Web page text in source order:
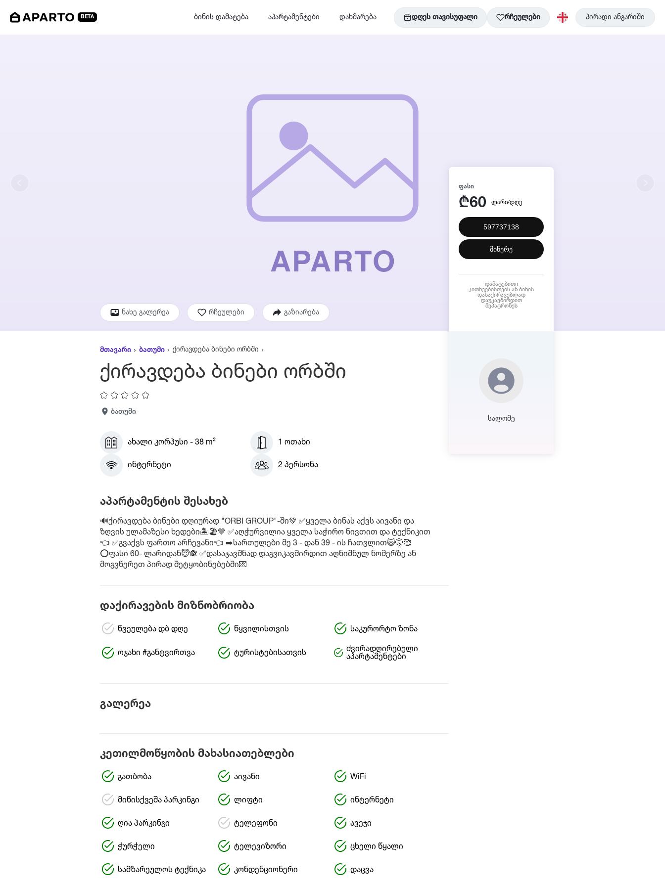
BETA ბინის დამატება აპარტამენტები დახმარება დღეს თავისუფალი რჩეულები პირადი ანგარიში
ნახე გალერეა რჩეულები გაზიარება
მთავარი ბათუმი ქირავდება ბინები ორბში
ქირავდება ბინები ორბში
ბათუმი
ახალი კორპუსი - 38 m² 1 ოთახი
ინტერნეტი 2 პერსონა
აპარტამენტის შესახებ
🔊ქირავდება ბინები დღიურად "ORBI GROUP"-ში💚 ✅ყველა ბინას აქვს აივანი და
ზღვის ულამაზესი ხედები🏝🏖💙 ✅აღჭურვილია ყველა საჭირო ნივთით და ტექნიკით
👈 ✅გვაქვს ფართო არჩევანი👈 ➡️სართულები მე 3 - დან 39 - ის ჩათვლით🙀🤫🥰
⭕ფასი 60- ლარიდან😇🙈 ✅დასაჯავშნად დაგვიკავშირდით აღნიშნულ ნომერზე ან
მოგვწერეთ პირად შეტყობინებებში💌
დაქირავების მიზნობრიობა
წვეულება დბ დღე წყვილისთვის საკურორტო ზონა
ოჯახი #განტვირთვა ტურისტებისათვის
ძვირადღირებული
აპარტამენტები
გალერეა
კეთილმოწყობის მახასიათებლები
გათბობა აივანი WiFi
მიწისქვეშა პარკინგი ლიფტი ინტერნეტი
ღია პარკინგი ტელეფონი ავეჯი
ჭურჭელი ტელევიზორი ცხელი წყალი
სამზარეულოს ტექნიკა კონდენციონერი დაცვა
ᲤᲐᲡᲘ
₾60 ლარი/დღე
597737138
მიწერე
დამატებითი
კითხვებისთვის ან ბინის
დასაქირავებლად
დაუკავშირდით
მეპატრონეს
სალომე